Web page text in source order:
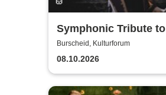
Symphonic Tribute to
Metallica
Burscheid, Kulturforum
08.10.2026